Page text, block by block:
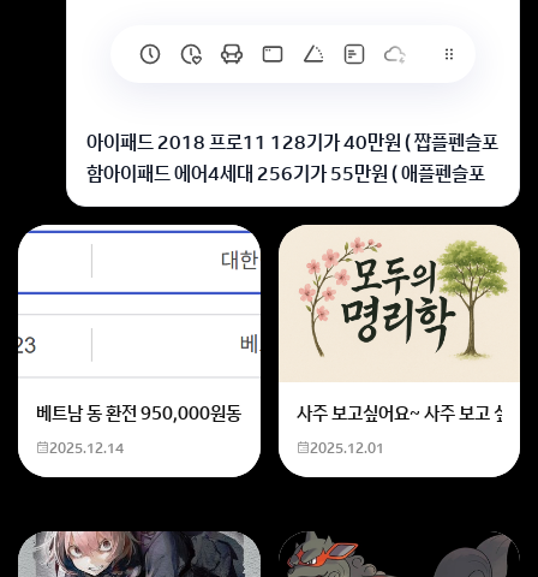
아이패드 2018 프로11 128기가 40만원 ( 짭플펜슬포
함아이패드 에어4세대 256기가 55만원 ( 애플펜슬포
함뭐를 사는게 좋을까요 대학생이고 필기와 영상시청 위
주 입니다들고다니기 편했으면 좋겠어요둘다 배터리 효
율은 잘 모릅니다ㅠ
둘다... 그다지...
회원가입 혹은 광고 [X]를 누르면 내용이 보입니다
베트남 동 환전 950,000원동 한화 계산할때0하나 빼고 나누기 2하면
2025.12.14
사주 보고싶어요~ 사주 보고 싶
2025.12.01